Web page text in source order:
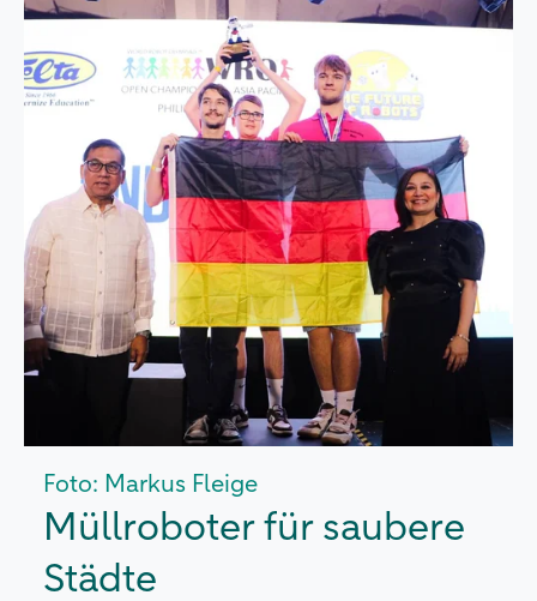
Foto: Markus Fleige
Müllroboter für saubere
Städte